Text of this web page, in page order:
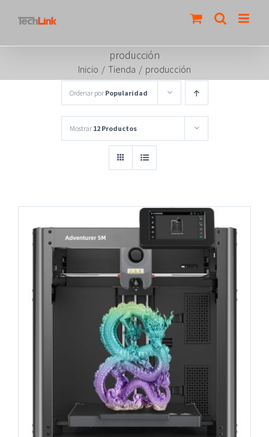
producción
Inicio / Tienda / producción
Ordenar por Popularidad
Mostrar 12 Productos